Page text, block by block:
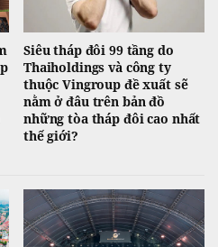
Siêu tháp đôi 99 tầng do
Thaiholdings và công ty
thuộc Vingroup đề xuất sẽ
nằm ở đâu trên bản đồ
những tòa tháp đôi cao nhất
thế giới?